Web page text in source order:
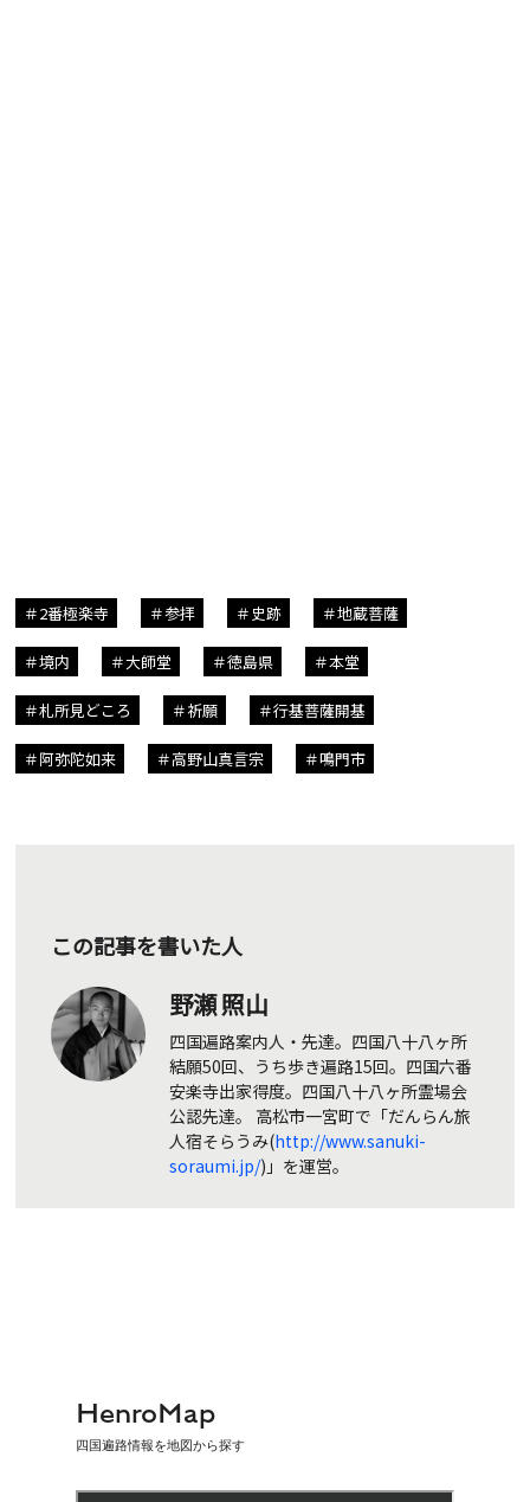
2番極楽寺 参拝 史跡 地蔵菩薩
境内 大師堂 徳島県 本堂
札所見どころ 祈願 行基菩薩開基
阿弥陀如来 高野山真言宗 鳴門市
この記事を書いた人
野瀬 照山
四国遍路案内人・先達。四国八十八ヶ所
結願50回、うち歩き遍路15回。四国六番
安楽寺出家得度。四国八十八ヶ所霊場会
公認先達。 高松市一宮町で「だんらん旅
人宿そらうみ(http://www.sanuki-
soraumi.jp/)」を運営。
HenroMap
四国遍路情報を地図から探す